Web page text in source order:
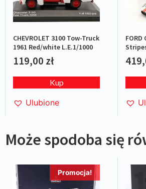
CHEVROLET 3100 Tow-Truck
1961 Red/white L.E.1/1000
119,00 zł
Kup
Ulubione
FORD
Może spodoba się
Promocja!